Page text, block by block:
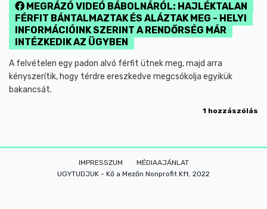
MEGRÁZÓ VIDEÓ BÁBOLNÁRÓL: HAJLÉKTALAN
FÉRFIT BÁNTALMAZTAK ÉS ALÁZTAK MEG - HELYI
INFORMÁCIÓINK SZERINT A RENDŐRSÉG MÁR
INTÉZKEDIK AZ ÜGYBEN
A felvételen egy padon alvó férfit ütnek meg, majd arra
kényszerítik, hogy térdre ereszkedve megcsókolja egyikük
bakancsát.
1 hozzászólás
IMPRESSZUM
MÉDIAAJÁNLAT
UGYTUDJUK - Kő a Mezőn Nonprofit Kft. 2022